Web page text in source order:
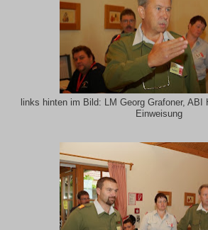
links hinten im Bild: LM Georg Grafoner, ABI
Einweisung